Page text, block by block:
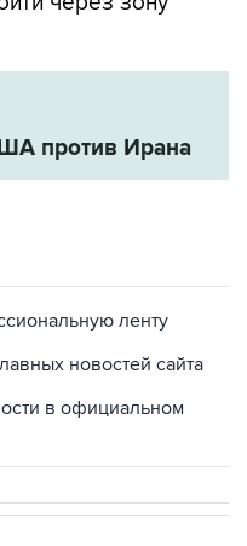
против Ирана
ленту
новостей сайта
в официальном